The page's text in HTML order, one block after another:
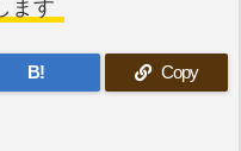
ます
B! Copy